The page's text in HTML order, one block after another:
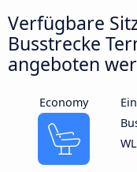
Verfügbare
Busstrecke
angeboten
Economy